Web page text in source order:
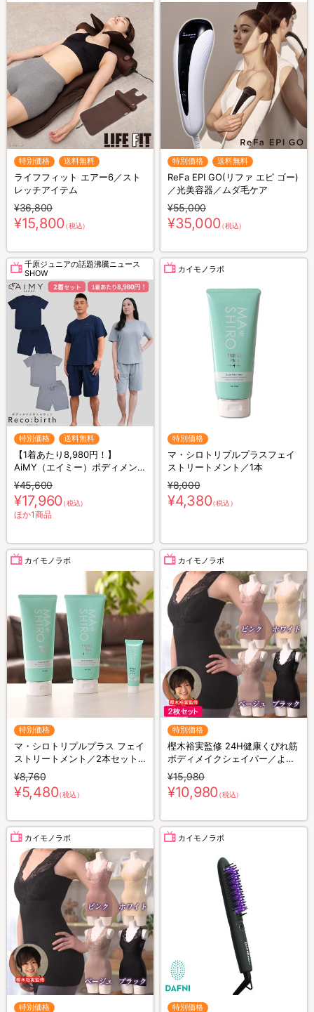
特別価格 送料無料
ライフフィット エアー6／スト
レッチアイテム
¥36,800
¥15,800（税込）
特別価格 送料無料
ReFa EPI GO(リファ エピ ゴー)
／光美容器／ムダ毛ケア
¥55,000
¥35,000（税込）
千原ジュニアの話題沸騰ニュース
SHOW
特別価格 送料無料
【1着あたり8,980円！】
AiMY（エイミー）ボディメンテ
ナンスウェア リカバース／半袖
半ズボン／2着セット／上下セ
ット／リカバリーウェア
¥45,600
¥17,960（税込）
ほか1商品
カイモノラボ
特別価格
マ・シロトリプルプラスフェイ
ストリートメント／1本
¥8,000
¥4,380（税込）
カイモノラボ
特別価格
マ・シロトリプルプラス フェイ
ストリートメント／2本セット
(ミニマ・シロトリプルプラス
20g付き)
¥8,760
¥5,480（税込）
カイモノラボ
特別価格
樫木裕実監修 24H健康くびれ筋
ボディメイクシェイパー／より
どり2枚セット／補整キャミソ
ール／1枚4役
¥15,980
¥10,980（税込）
カイモノラボ
特別価格
カイモノラボ
特別価格